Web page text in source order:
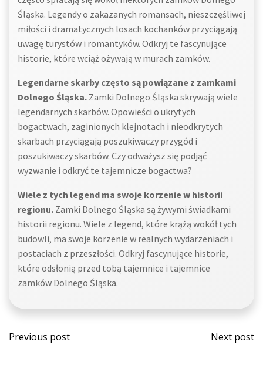
Śląska. Legendy o zakazanych romansach, nieszczęśliwej
miłości i dramatycznych losach kochanków przyciągają
uwagę turystów i romantyków. Odkryj te fascynujące
historie, które wciąż ożywają w murach zamków.
Legendarne skarby często są powiązane z zamkami
Dolnego Śląska. Zamki Dolnego Śląska skrywają wiele
legendarnych skarbów. Opowieści o ukrytych
bogactwach, zaginionych klejnotach i nieodkrytych
skarbach przyciągają poszukiwaczy przygód i
poszukiwaczy skarbów. Czy odważysz się podjąć
wyzwanie i odkryć te tajemnicze bogactwa?
Wiele z tych legend ma swoje korzenie w historii
regionu. Zamki Dolnego Śląska są żywymi świadkami
historii regionu. Wiele z legend, które krążą wokół tych
budowli, ma swoje korzenie w realnych wydarzeniach i
postaciach z przeszłości. Odkryj fascynujące historie,
które odsłonią przed tobą tajemnice i tajemnice
zamków Dolnego Śląska.
Post
Previous post
Post
Next post